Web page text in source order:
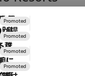
」